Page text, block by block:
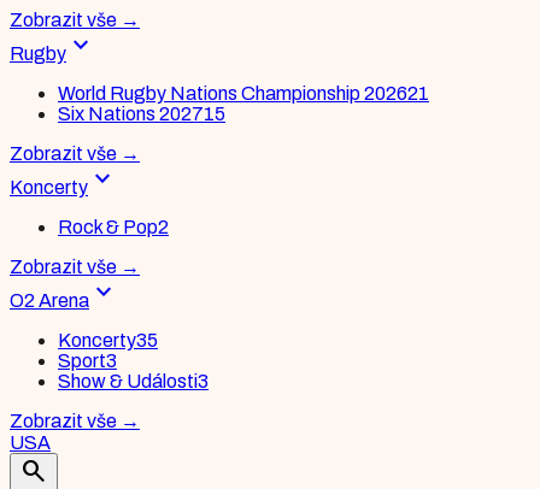
Zobrazit vše →
Rugby expand_more
World Rugby Nations Championship 202621
Six Nations 202715
Zobrazit vše →
Koncerty expand_more
Rock & Pop2
Zobrazit vše →
O2 Arena expand_more
Koncerty35
Sport3
Show & Události3
Zobrazit vše →
USA
search